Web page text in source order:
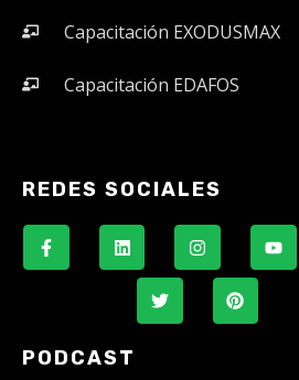
Capacitación EXODUSMAX
Capacitación EDAFOS
REDES SOCIALES
PODCAST